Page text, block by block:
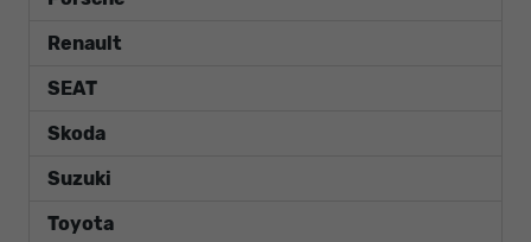
Renault
SEAT
Skoda
Suzuki
Toyota